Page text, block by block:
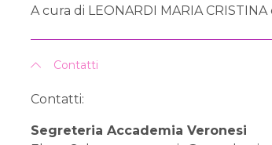
A cura di LEONARDI MARIA CRISTINA
Contatti
Contatti:
Segreteria Accademia Veronesi